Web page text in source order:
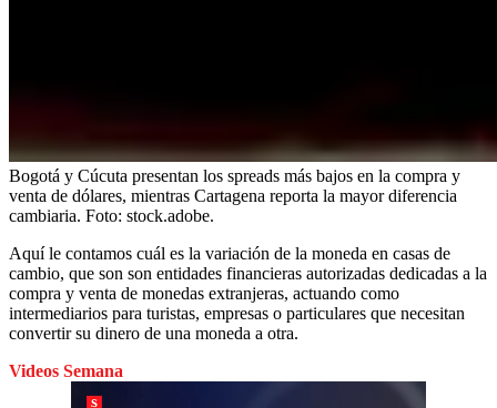
Bogotá y Cúcuta presentan los spreads más bajos en la compra y
venta de dólares, mientras Cartagena reporta la mayor diferencia
cambiaria. Foto: stock.adobe.
Aquí le contamos cuál es la variación de la moneda en casas de
cambio, que son son entidades financieras autorizadas dedicadas a la
compra y venta de monedas extranjeras, actuando como
intermediarios para turistas, empresas o particulares que necesitan
convertir su dinero de una moneda a otra.
Videos Semana